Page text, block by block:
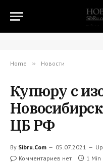
Home » Новости
Купюру с
ЦБ РФ
By Sibru.Com 05.07.2021
Комментариев нет 1 Min